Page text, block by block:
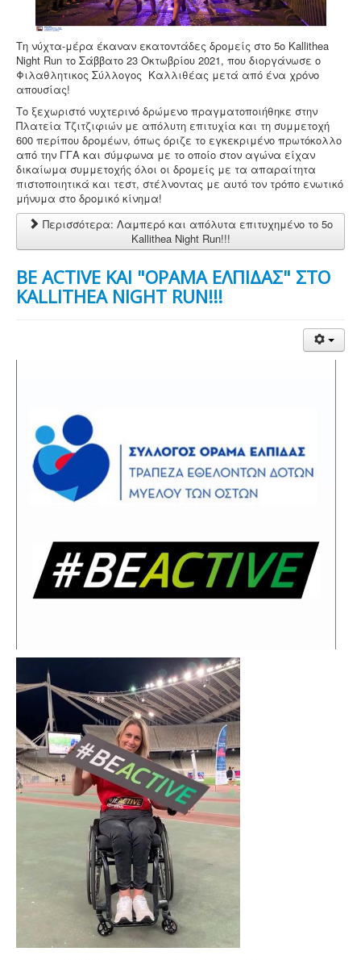
Τη νύχτα-μέρα έκαναν εκατοντάδες δρομείς στο 5ο Kallithea
Night Run το Σάββατο 23 Οκτωβρίου 2021, που διοργάνωσε ο
Φιλαθλητικος Σύλλογος Καλλιθέας μετά από ένα χρόνο
απουσίας!
Το ξεχωριστό νυχτερινό δρώμενο πραγματοποιήθηκε στην
Πλατεία Τζιτζιφιών με απόλυτη επιτυχία και τη συμμετοχή
600 περίπου δρομέων, όπως όριζε το εγκεκριμένο πρωτόκολλο
από την ΓΓΑ και σύμφωνα με το οποίο στον αγώνα είχαν
δικαίωμα συμμετοχής όλοι οι δρομείς με τα απαραίτητα
πιστοποιητικά και τεστ, στέλνοντας με αυτό τον τρόπο ενωτικό
μήνυμα στο δρομικό κίνημα!
Περισσότερα: Λαμπερό και απόλυτα επιτυχημένο το 5ο
Kallithea Night Run!!!
BE ACTIVE KAI "ΟΡΑΜΑ ΕΛΠΙΔΑΣ" ΣΤΟ
KALLITHEA NIGHT RUN!!!